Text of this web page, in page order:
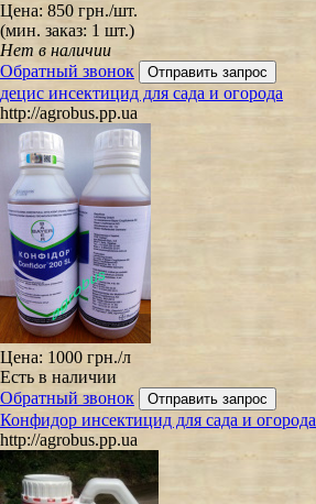
Цена: 850 грн./шт.
(мин. заказ: 1 шт.)
Нет в наличии
Обратный звонок
децис инсектицид для сада и огорода
http://agrobus.pp.ua
Цена: 1000 грн./л
Есть в наличии
Обратный звонок
Конфидор инсектицид для сада и огорода
http://agrobus.pp.ua